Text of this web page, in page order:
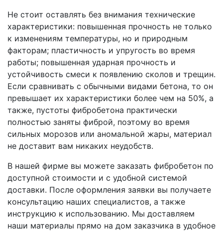
Не стоит оставлять без внимания технические
характеристики: повышенная прочность не только
к изменениям температуры, но и природным
факторам; пластичность и упругость во время
работы; повышенная ударная прочность и
устойчивость смеси к появлению сколов и трещин.
Если сравнивать с обычными видами бетона, то он
превышает их характеристики более чем на 50%, а
также, пустоты фибробетона практически
полностью заняты фиброй, поэтому во время
сильных морозов или аномальной жары, материал
не доставит вам никаких неудобств.
В нашей фирме вы можете заказать фибробетон по
доступной стоимости и с удобной системой
доставки. После оформления заявки вы получаете
консультацию наших специалистов, а также
инструкцию к использованию. Мы доставляем
наши материалы прямо на дом заказчика в удобное